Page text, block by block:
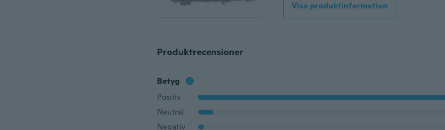
Visa produktinformation
Produktrecensioner
Betyg
Positiv
Neutral
Negativ